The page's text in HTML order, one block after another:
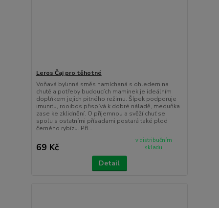
Leros Čaj pro těhotné
Voňavá bylinná směs namíchaná s ohledem na
chutě a potřeby budoucích maminek je ideálním
doplňkem jejich pitného režimu. Šípek podporuje
imunitu, rooibos přispívá k dobré náladě, meduňka
zase ke zklidnění. O příjemnou a svěží chuť se
spolu s ostatními přísadami postará také plod
černého rybízu. Pří...
69 Kč
v distribučním
skladu
Detail